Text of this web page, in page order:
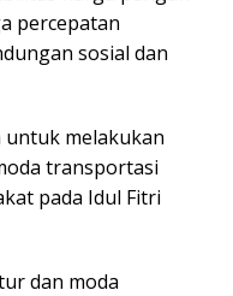
percepatan
sosial dan
untuk melakukan
transportasi
pada Idul Fitri
dan moda